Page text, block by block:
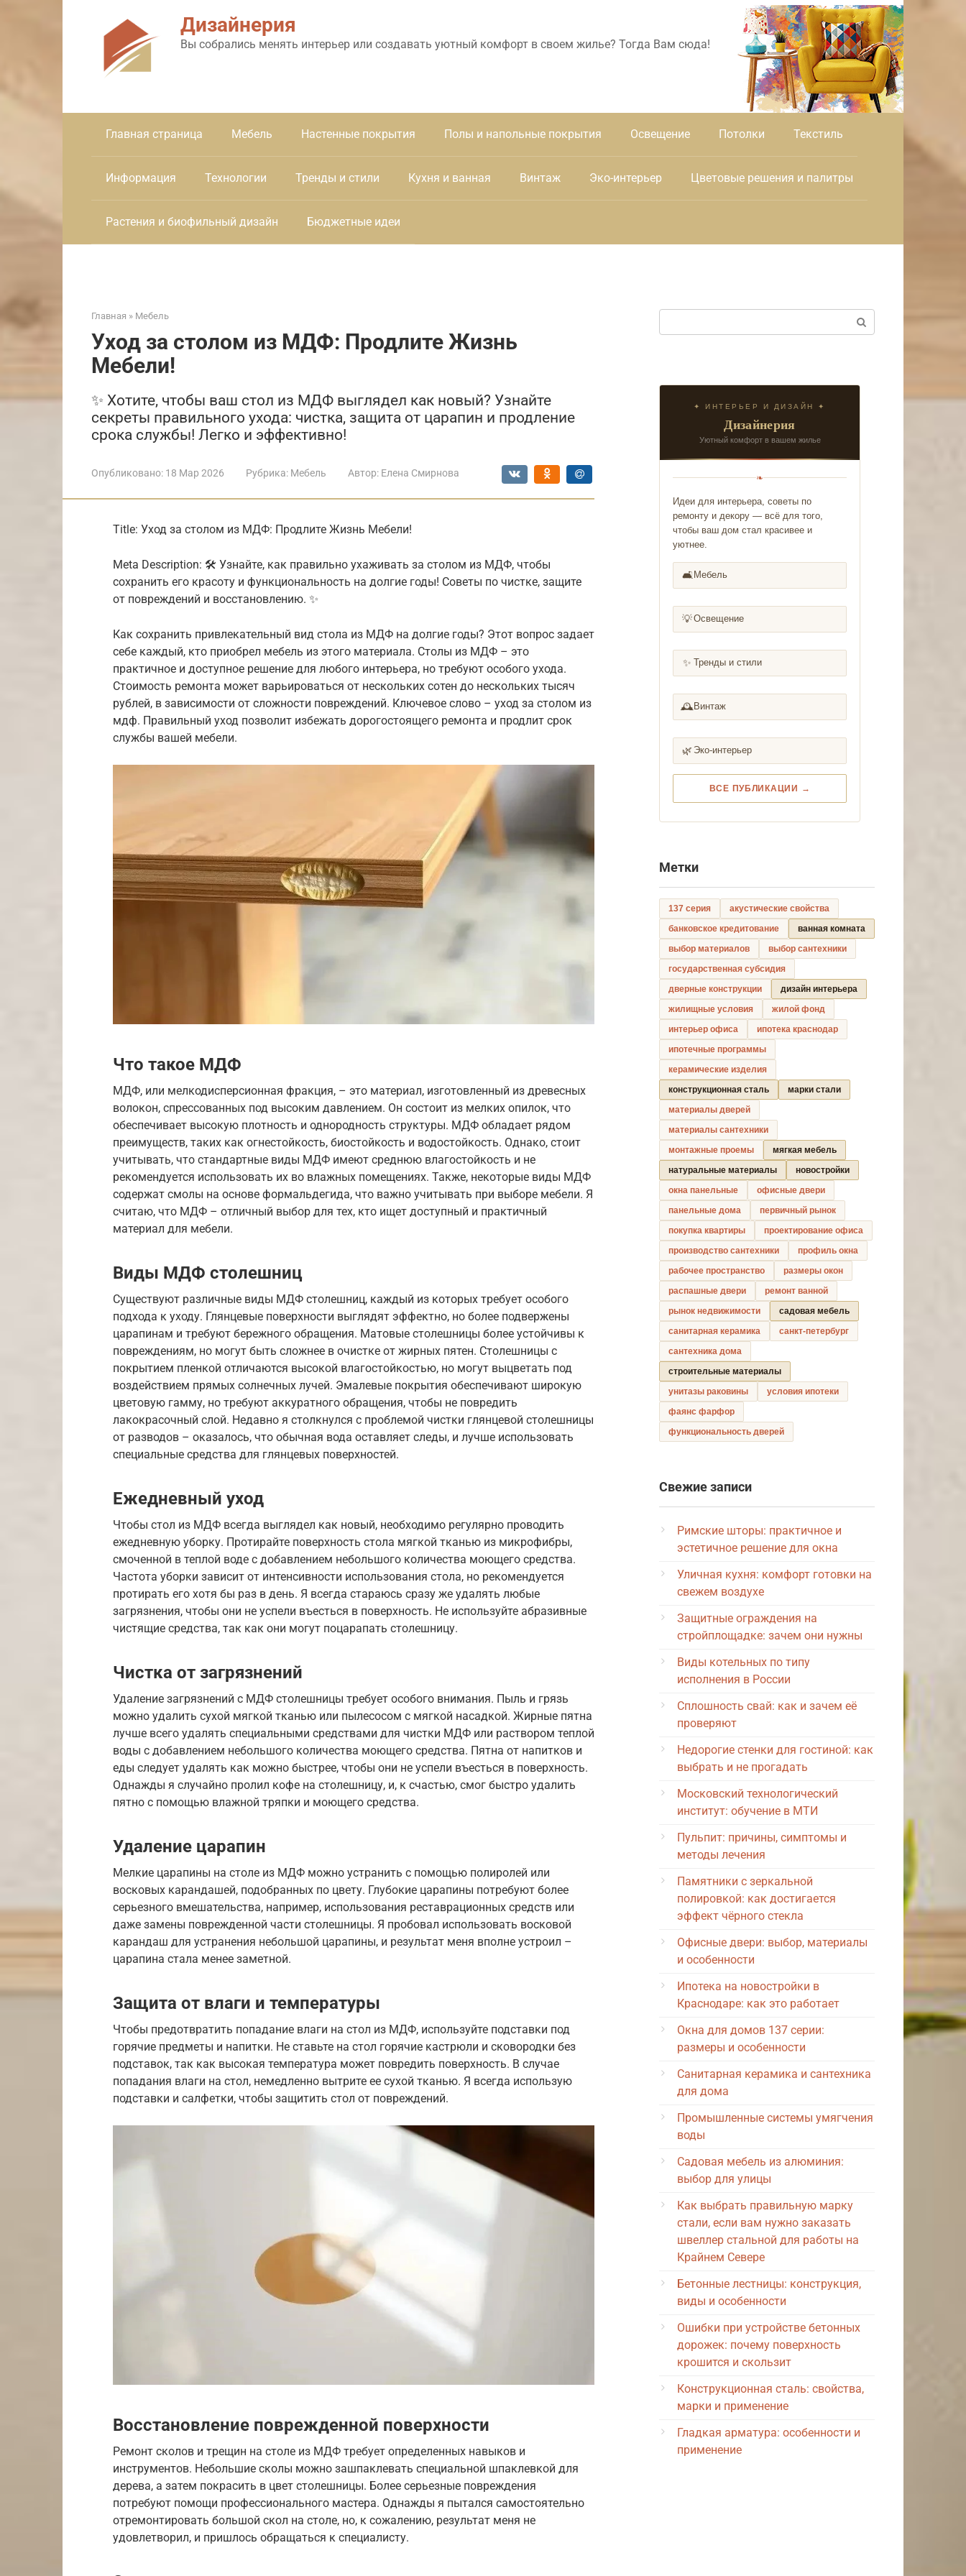
Дизайнерия
Вы собрались менять интерьер или создавать уютный комфорт в своем жилье? Тогда Вам сюда!
Главная страница Мебель Настенные покрытия Полы и напольные покрытия Освещение Потолки Текстиль
Информация Технологии Тренды и стили Кухня и ванная Винтаж Эко-интерьер Цветовые решения и палитры
Растения и биофильный дизайн Бюджетные идеи
Главная » Мебель
Уход за столом из МДФ: Продлите Жизнь
Мебели!
✨ Хотите, чтобы ваш стол из МДФ выглядел как новый? Узнайте
секреты правильного ухода: чистка, защита от царапин и продление
срока службы! Легко и эффективно!
Опубликовано: 18 Мар 2026 Рубрика: Мебель Автор: Елена Смирнова
Title: Уход за столом из МДФ: Продлите Жизнь Мебели!
Meta Description: 🛠️ Узнайте, как правильно ухаживать за столом из МДФ, чтобы
сохранить его красоту и функциональность на долгие годы! Советы по чистке, защите
от повреждений и восстановлению. ✨
Как сохранить привлекательный вид стола из МДФ на долгие годы? Этот вопрос задает
себе каждый, кто приобрел мебель из этого материала. Столы из МДФ – это
практичное и доступное решение для любого интерьера, но требуют особого ухода.
Стоимость ремонта может варьироваться от нескольких сотен до нескольких тысяч
рублей, в зависимости от сложности повреждений. Ключевое слово – уход за столом из
мдф. Правильный уход позволит избежать дорогостоящего ремонта и продлит срок
службы вашей мебели.
Что такое МДФ
МДФ, или мелкодисперсионная фракция, – это материал, изготовленный из древесных
волокон, спрессованных под высоким давлением. Он состоит из мелких опилок, что
обеспечивает высокую плотность и однородность структуры. МДФ обладает рядом
преимуществ, таких как огнестойкость, биостойкость и водостойкость. Однако, стоит
учитывать, что стандартные виды МДФ имеют среднюю влагостойкость и не
рекомендуется использовать их во влажных помещениях. Также, некоторые виды МДФ
содержат смолы на основе формальдегида, что важно учитывать при выборе мебели. Я
считаю, что МДФ – отличный выбор для тех, кто ищет доступный и практичный
материал для мебели.
Виды МДФ столешниц
Существуют различные виды МДФ столешниц, каждый из которых требует особого
подхода к уходу. Глянцевые поверхности выглядят эффектно, но более подвержены
царапинам и требуют бережного обращения. Матовые столешницы более устойчивы к
повреждениям, но могут быть сложнее в очистке от жирных пятен. Столешницы с
покрытием пленкой отличаются высокой влагостойкостью, но могут выцветать под
воздействием прямых солнечных лучей. Эмалевые покрытия обеспечивают широкую
цветовую гамму, но требуют аккуратного обращения, чтобы не повредить
лакокрасочный слой. Недавно я столкнулся с проблемой чистки глянцевой столешницы
от разводов – оказалось, что обычная вода оставляет следы, и лучше использовать
специальные средства для глянцевых поверхностей.
Ежедневный уход
Чтобы стол из МДФ всегда выглядел как новый, необходимо регулярно проводить
ежедневную уборку. Протирайте поверхность стола мягкой тканью из микрофибры,
смоченной в теплой воде с добавлением небольшого количества моющего средства.
Частота уборки зависит от интенсивности использования стола, но рекомендуется
протирать его хотя бы раз в день. Я всегда стараюсь сразу же удалять любые
загрязнения, чтобы они не успели въесться в поверхность. Не используйте абразивные
чистящие средства, так как они могут поцарапать столешницу.
Чистка от загрязнений
Удаление загрязнений с МДФ столешницы требует особого внимания. Пыль и грязь
можно удалить сухой мягкой тканью или пылесосом с мягкой насадкой. Жирные пятна
лучше всего удалять специальными средствами для чистки МДФ или раствором теплой
воды с добавлением небольшого количества моющего средства. Пятна от напитков и
еды следует удалять как можно быстрее, чтобы они не успели въесться в поверхность.
Однажды я случайно пролил кофе на столешницу, и, к счастью, смог быстро удалить
пятно с помощью влажной тряпки и моющего средства.
Удаление царапин
Мелкие царапины на столе из МДФ можно устранить с помощью полиролей или
восковых карандашей, подобранных по цвету. Глубокие царапины потребуют более
серьезного вмешательства, например, использования реставрационных средств или
даже замены поврежденной части столешницы. Я пробовал использовать восковой
карандаш для устранения небольшой царапины, и результат меня вполне устроил –
царапина стала менее заметной.
Защита от влаги и температуры
Чтобы предотвратить попадание влаги на стол из МДФ, используйте подставки под
горячие предметы и напитки. Не ставьте на стол горячие кастрюли и сковородки без
подставок, так как высокая температура может повредить поверхность. В случае
попадания влаги на стол, немедленно вытрите ее сухой тканью. Я всегда использую
подставки и салфетки, чтобы защитить стол от повреждений.
Восстановление поврежденной поверхности
Ремонт сколов и трещин на столе из МДФ требует определенных навыков и
инструментов. Небольшие сколы можно зашпаклевать специальной шпаклевкой для
дерева, а затем покрасить в цвет столешницы. Более серьезные повреждения
потребуют помощи профессионального мастера. Однажды я пытался самостоятельно
отремонтировать большой скол на столе, но, к сожалению, результат меня не
удовлетворил, и пришлось обращаться к специалисту.
✦ ИНТЕРЬЕР И ДИЗАЙН ✦
Дизайнерия
Уютный комфорт в вашем жилье
❧
Идеи для интерьера, советы по
ремонту и декору — всё для того,
чтобы ваш дом стал красивее и
уютнее.
🛋️ Мебель
💡Освещение
✨ Тренды и стили
🕰️ Винтаж
🌿 Эко-интерьер
ВСЕ ПУБЛИКАЦИИ →
Метки
137 серия
акустические свойства
банковское кредитование
ванная комната
выбор материалов
выбор сантехники
государственная субсидия
дверные конструкции
дизайн интерьера
жилищные условия
жилой фонд
интерьер офиса
ипотека краснодар
ипотечные программы
керамические изделия
конструкционная сталь
марки стали
материалы дверей
материалы сантехники
монтажные проемы
мягкая мебель
натуральные материалы
новостройки
окна панельные
офисные двери
панельные дома
первичный рынок
покупка квартиры
проектирование офиса
производство сантехники
профиль окна
рабочее пространство
размеры окон
распашные двери
ремонт ванной
рынок недвижимости
садовая мебель
санитарная керамика
санкт-петербург
сантехника дома
строительные материалы
унитазы раковины
условия ипотеки
фаянс фарфор
функциональность дверей
Свежие записи
Римские шторы: практичное и
эстетичное решение для окна
Уличная кухня: комфорт готовки на
свежем воздухе
Защитные ограждения на
стройплощадке: зачем они нужны
Виды котельных по типу
исполнения в России
Сплошность свай: как и зачем её
проверяют
Недорогие стенки для гостиной: как
выбрать и не прогадать
Московский технологический
институт: обучение в МТИ
Пульпит: причины, симптомы и
методы лечения
Памятники с зеркальной
полировкой: как достигается
эффект чёрного стекла
Офисные двери: выбор, материалы
и особенности
Ипотека на новостройки в
Краснодаре: как это работает
Окна для домов 137 серии:
размеры и особенности
Санитарная керамика и сантехника
для дома
Промышленные системы умягчения
воды
Садовая мебель из алюминия:
выбор для улицы
Как выбрать правильную марку
стали, если вам нужно заказать
швеллер стальной для работы на
Крайнем Севере
Бетонные лестницы: конструкция,
виды и особенности
Ошибки при устройстве бетонных
дорожек: почему поверхность
крошится и скользит
Конструкционная сталь: свойства,
марки и применение
Гладкая арматура: особенности и
применение